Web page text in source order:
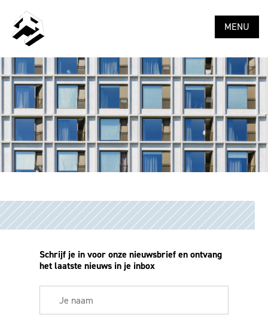
MENU
Schrijf je in voor onze nieuwsbrief en ontvang
het laatste nieuws in je inbox